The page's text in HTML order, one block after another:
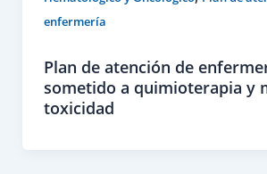
enfermería
Plan de atención de
sometido a quimioterapia y
toxicidad